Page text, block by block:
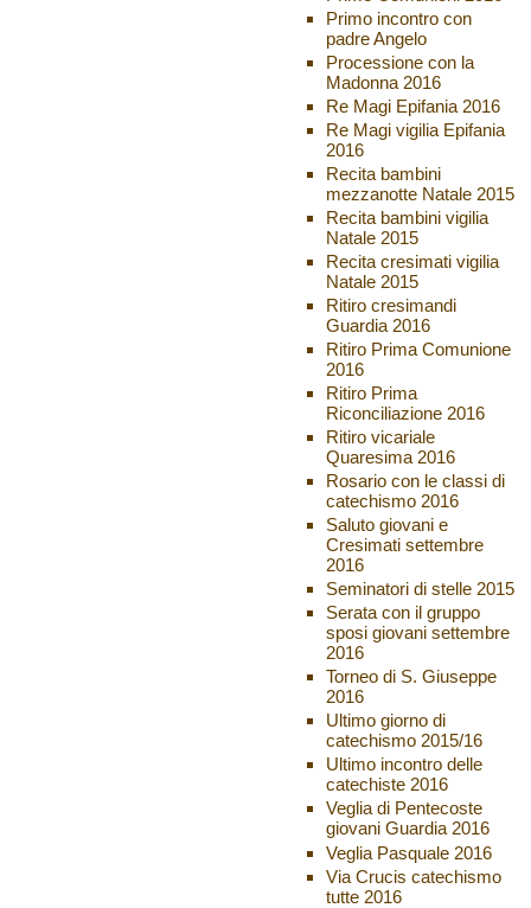
Primo incontro con
padre Angelo
Processione con la
Madonna 2016
Re Magi Epifania 2016
Re Magi vigilia Epifania
2016
Recita bambini
mezzanotte Natale 2015
Recita bambini vigilia
Natale 2015
Recita cresimati vigilia
Natale 2015
Ritiro cresimandi
Guardia 2016
Ritiro Prima Comunione
2016
Ritiro Prima
Riconciliazione 2016
Ritiro vicariale
Quaresima 2016
Rosario con le classi di
catechismo 2016
Saluto giovani e
Cresimati settembre
2016
Seminatori di stelle 2015
Serata con il gruppo
sposi giovani settembre
2016
Torneo di S. Giuseppe
2016
Ultimo giorno di
catechismo 2015/16
Ultimo incontro delle
catechiste 2016
Veglia di Pentecoste
giovani Guardia 2016
Veglia Pasquale 2016
Via Crucis catechismo
tutte 2016